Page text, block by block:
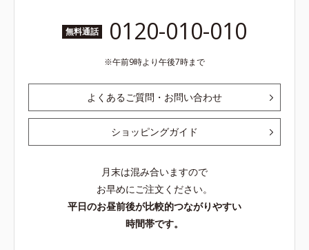
無料通話 0120-010-010
午前9時より午後7時まで
よくあるご質問・お問い合わせ
ショッピングガイド
月末は混み合いますので
お早めにご注文ください。
平日のお昼前後が比較的つながりやすい
時間帯です。